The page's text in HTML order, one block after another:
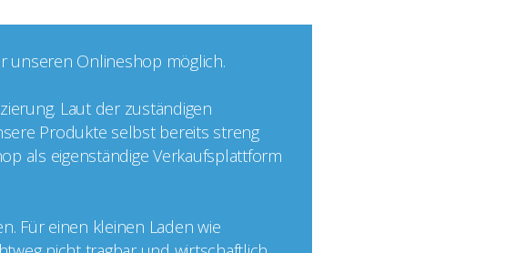
unseren Onlineshop möglich.
Laut der zuständigen
Produkte selbst bereits streng
als eigenständige Verkaufsplattform
Für einen kleinen Laden wie